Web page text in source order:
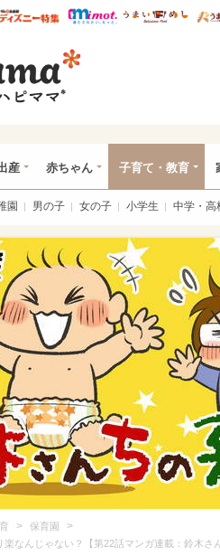
ピママ* ウレぴあ総研 ディズニー
mimot. う
産 赤ちゃん 子育て・教育
園 男の子 女の子 小学生 中学・高
> 保育園 >
なんじゃない？【第22話マンガ連載：鈴木さ